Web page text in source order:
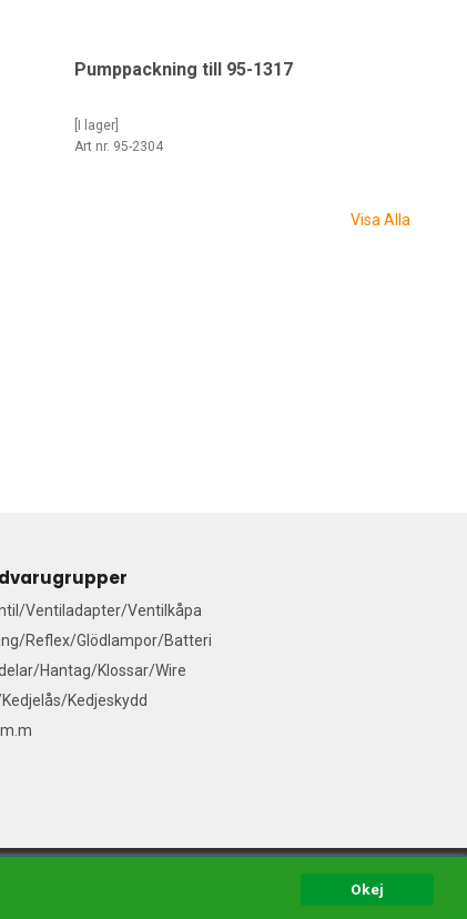
Okej
Pumppackning till 95-1317
[I lager]
Art nr. 95-2304
Visa Alla
Ventiladapter/Ventilkåpa
Reflex/Glödlampor/Batteri
Hantag/Klossar/Wire
Kedjeskydd